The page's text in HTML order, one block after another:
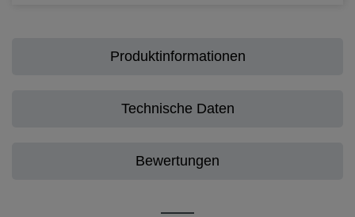
Produktinformationen
Technische Daten
Bewertungen